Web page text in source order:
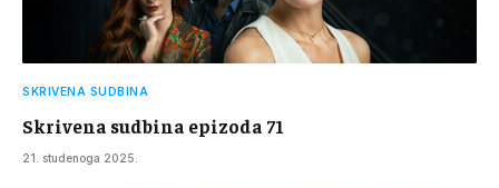
SKRIVENA SUDBINA
Skrivena sudbina epizoda 71
21. studenoga 2025.